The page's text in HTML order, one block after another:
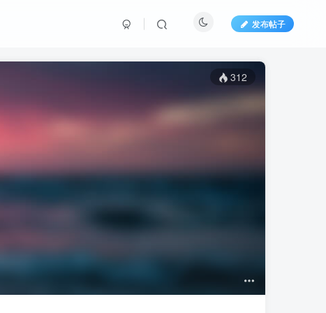
发布帖子
312